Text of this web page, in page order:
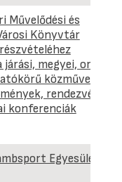
Művelődési és
Könyvtár
járási, megyei,
közművelődési
rendezvények,
konferenciák
Egyesület